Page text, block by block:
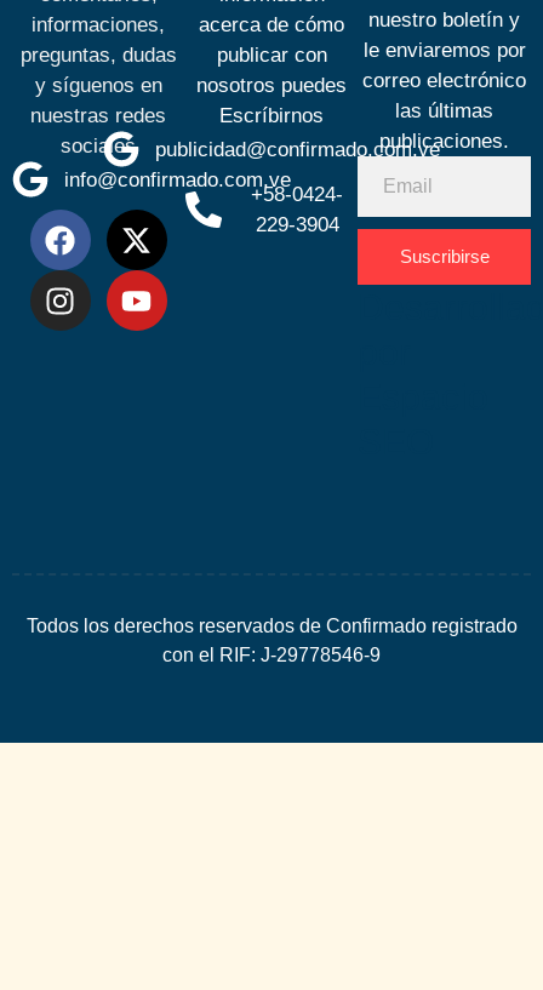
informaciones,
preguntas, dudas
y síguenos en
nuestras redes
sociales
info@confirmado.com.ve
acerca de cómo
publicar con
nosotros puedes
Escríbirnos
publicidad@confirmado.com.ve
+58-0424-
229-3904
nuestro boletín y
le enviaremos por
correo electrónico
las últimas
publicaciones.
Suscribirse
Todos los derechos reservados de Confirmado registrado
con el RIF: J-29778546-9